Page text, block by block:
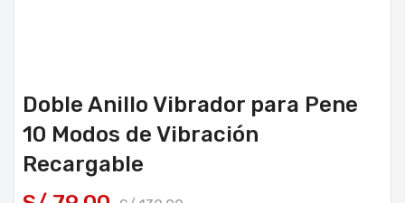
Doble Anillo Vibrador para Pene
10 Modos de Vibración
Recargable